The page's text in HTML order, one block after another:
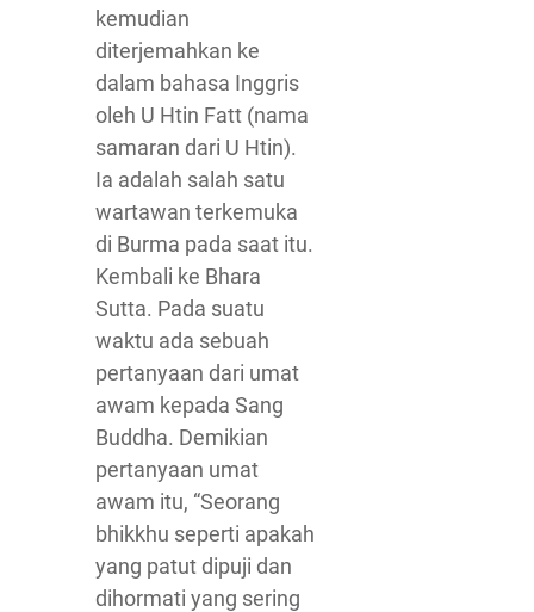
kemudian
diterjemahkan ke
dalam bahasa Inggris
oleh U Htin Fatt (nama
samaran dari U Htin).
Ia adalah salah satu
wartawan terkemuka
di Burma pada saat itu.
Kembali ke Bhara
Sutta. Pada suatu
waktu ada sebuah
pertanyaan dari umat
awam kepada Sang
Buddha. Demikian
pertanyaan umat
awam itu, “Seorang
bhikkhu seperti apakah
yang patut dipuji dan
dihormati yang sering